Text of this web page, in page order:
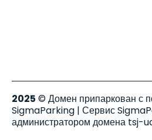
2025 © Домен припаркован с
SigmaParking | Сервис
администратором домена tsj-